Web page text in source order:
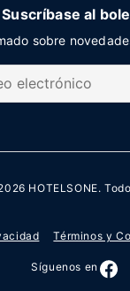
Suscríbase al
sobre
HOTELSONE.
Términos y
Síguenos en